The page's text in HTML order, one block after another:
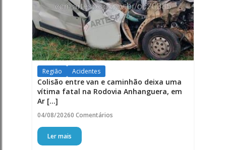
Região Acidentes
Colisão entre van e caminhão deixa uma
vítima fatal na Rodovia Anhanguera, em
Ar [...]
04/08/20260 Comentários
Ler mais